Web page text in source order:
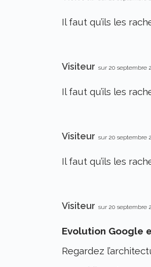
Il faut qu’ils les
Visiteur sur 20 septembre
Il faut qu’ils les
Visiteur sur 20 septembre
Il faut qu’ils les
Visiteur sur 20 septembre
Evolution Google
Regardez